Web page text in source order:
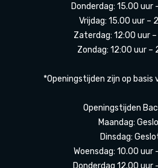
Donderdag: 15.00 uur
Vrijdag: 15.00 uur –
Zaterdag: 12:00 uur
Zondag: 12:00 uur –
*Openingstijden zijn op basis
Openingstijden
Maandag:
Dinsdag:
Woensdag: 10.00 uur
Donderdag 12.00 uur